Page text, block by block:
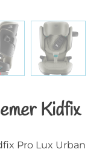
Kidfix
Pro Lux Urban